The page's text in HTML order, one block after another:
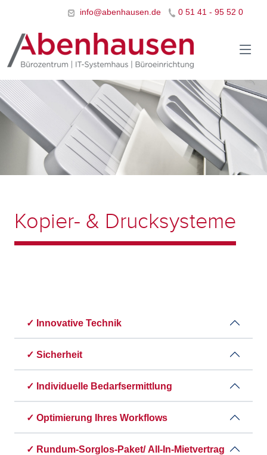
0 51 41 - 95 52 0
info@abenhausen.de
Kopier- & Drucksysteme
✓ Innovative Technik
✓ Sicherheit
✓ Individuelle Bedarfsermittlung
✓ Optimierung Ihres Workflows
✓ Rundum-Sorglos-Paket/ All-In-Mietvertrag